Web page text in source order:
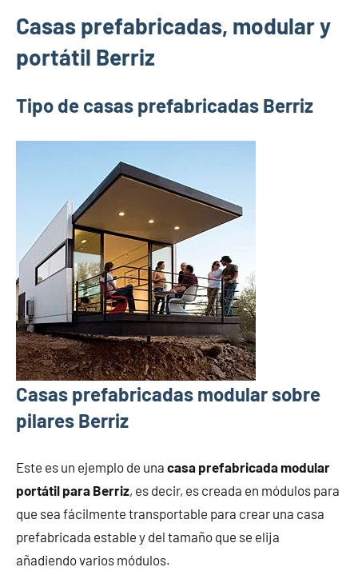
Casas prefabricadas, modular y
portátil Berriz
Tipo de casas prefabricadas Berriz
Casas prefabricadas modular sobre
pilares Berriz
Este es un ejemplo de una casa prefabricada modular
portátil para Berriz, es decir, es creada en módulos para
que sea fácilmente transportable para crear una casa
prefabricada estable y del tamaño que se elija
añadiendo varios módulos.